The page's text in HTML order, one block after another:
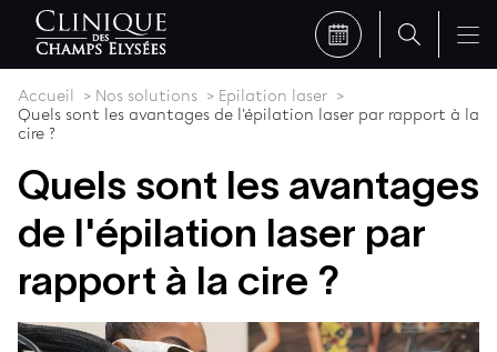
Accueil Nos solutions
Epilation laser
Quels sont les avantages de l'épilation laser par rapport à la
cire ?
Quels sont les avantages
de l'épilation laser par
rapport à la cire ?